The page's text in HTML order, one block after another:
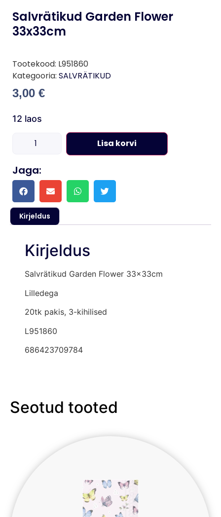
Salvrätikud Garden Flower
33x33cm
Tootekood: L951860
Kategooria: SALVRÄTIKUD
3,00 €
12 laos
Lisa korvi
Jaga:
Kirjeldus
Kirjeldus
Salvrätikud Garden Flower 33x33cm
Lilledega
20tk pakis, 3-kihilised
L951860
686423709784
Seotud tooted